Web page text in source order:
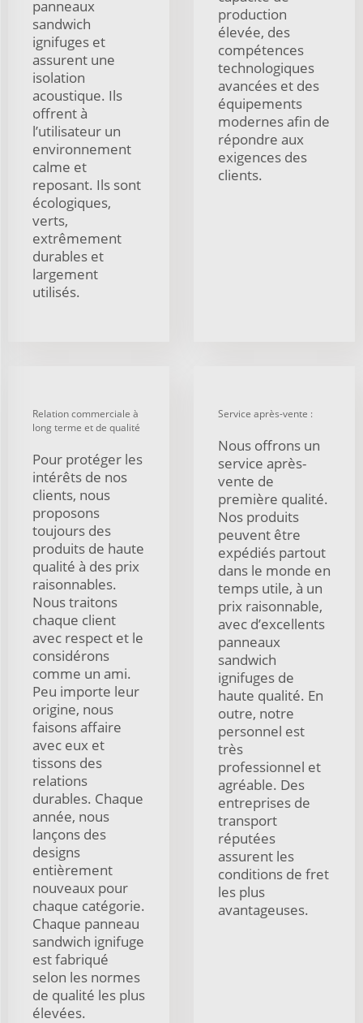
panneaux
sandwich
ignifuges et
assurent une
isolation
acoustique. Ils
offrent à
l’utilisateur un
environnement
calme et
reposant. Ils sont
écologiques,
verts,
extrêmement
durables et
largement
utilisés.
production
élevée, des
compétences
technologiques
avancées et des
équipements
modernes afin de
répondre aux
exigences des
clients.
Relation commerciale à
long terme et de qualité
Pour protéger les
intérêts de nos
clients, nous
proposons
toujours des
produits de haute
qualité à des prix
raisonnables.
Nous traitons
chaque client
avec respect et le
considérons
comme un ami.
Peu importe leur
origine, nous
faisons affaire
avec eux et
tissons des
relations
durables. Chaque
année, nous
lançons des
designs
entièrement
nouveaux pour
chaque catégorie.
Chaque panneau
sandwich ignifuge
est fabriqué
selon les normes
de qualité les plus
élevées.
Service après-vente :
Nous offrons un
service après-
vente de
première qualité.
Nos produits
peuvent être
expédiés partout
dans le monde en
temps utile, à un
prix raisonnable,
avec d’excellents
panneaux
sandwich
ignifuges de
haute qualité. En
outre, notre
personnel est
très
professionnel et
agréable. Des
entreprises de
transport
réputées
assurent les
conditions de fret
les plus
avantageuses.